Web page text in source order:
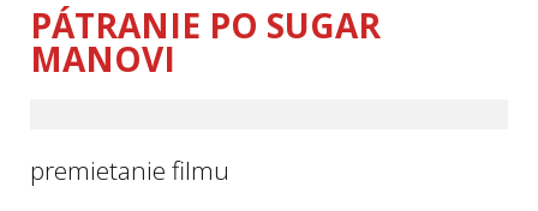
PÁTRANIE PO SUGAR
MANOVI
premietanie filmu